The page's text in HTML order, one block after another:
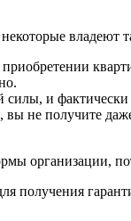
и
вы не получите
организации,
получения